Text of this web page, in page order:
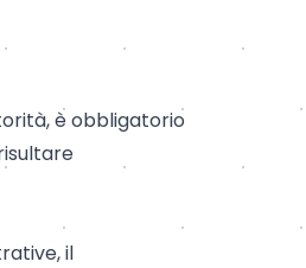
è obbligatorio
il